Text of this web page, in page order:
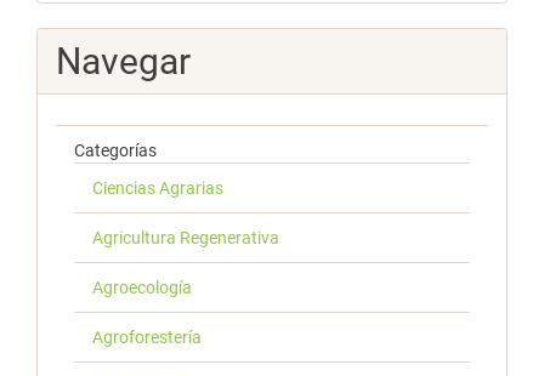
Navegar
Categorías
Ciencias Agrarias
Agricultura Regenerativa
Agroecología
Agroforestería